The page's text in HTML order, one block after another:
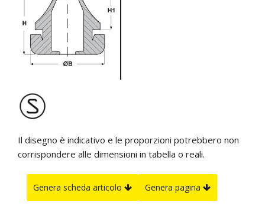
Il disegno è indicativo e le proporzioni potrebbero non
corrispondere alle dimensioni in tabella o reali.
Genera scheda articolo Genera pagina